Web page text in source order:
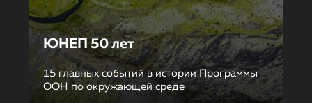
ЮНЕП 50 лет
15 главных событий в истории Программы
ООН по окружающей среде